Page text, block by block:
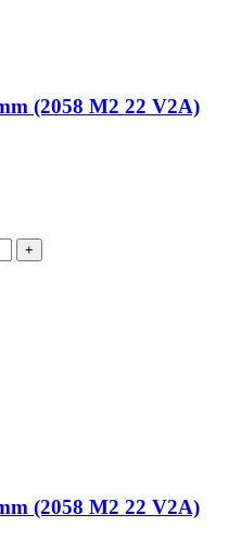
(2058 M2 22 V2A)
+
(2058 M2 22 V2A)